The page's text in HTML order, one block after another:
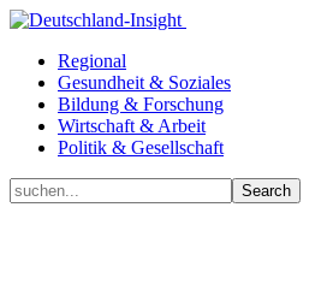
Regional
Gesundheit & Soziales
Bildung & Forschung
Wirtschaft & Arbeit
Politik & Gesellschaft